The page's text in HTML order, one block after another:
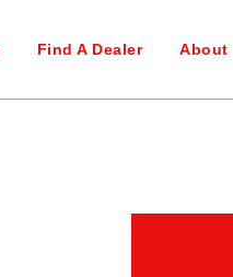
Find A Dealer About